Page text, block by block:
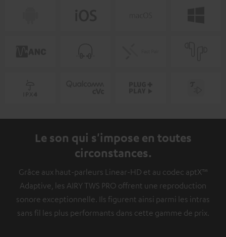
Le son qui s'impose en toutes
circonstances.
Grâce aux haut-parleurs Linear-HD et au codec aptX™
Adaptive, les AIRY TWS PRO offrent une reproduction
sonore exceptionnelle. Ils figurent ainsi parmi les intras
sans fil les plus performants dans cette gamme de prix.